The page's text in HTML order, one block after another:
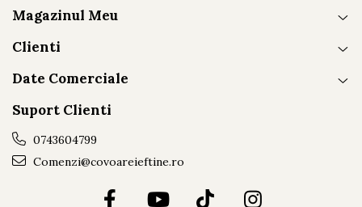
Magazinul Meu
Clienti
Date Comerciale
Suport Clienti
0743604799
Comenzi@covoareieftine.ro